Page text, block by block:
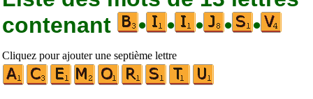
contenant
• • • • •
Cliquez pour ajouter une septième lettre